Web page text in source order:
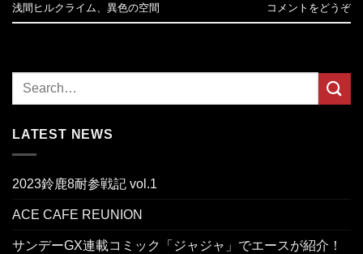
浅間ヒルクライム
異色の空間 コメントをどうぞ
LATEST NEWS
2023鈴鹿8耐参戦記 vol.1
ACE CAFE REUNION
サンデーGX連載コミック「ジャジャ」でエースが紹介！